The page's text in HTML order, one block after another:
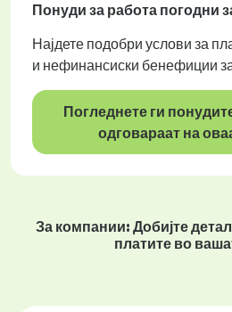
Понуди за работа погодни
Најдете подобри услови за
и нефинансиски бенефиции
Погледнете ги
одговараат на
За компании: Добијте
платите во